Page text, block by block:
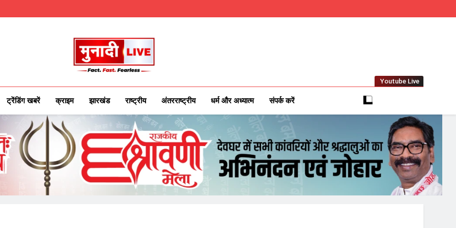
Munadilive.com
Munadi Live – Jharkhand's Leading Local News Network
Youtube Live
ट्रेंडिंग खबरें क्राइम झारखंड राष्ट्रीय अंतरराष्ट्रीय धर्म और अध्यात्म संपर्क करें